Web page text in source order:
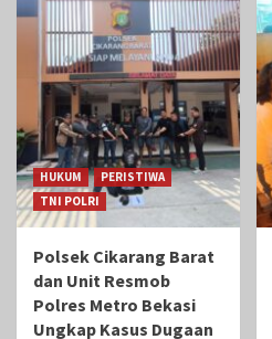
HUKUM
PERISTIWA
TNI POLRI
Polsek Cikarang Barat
dan Unit Resmob
Polres Metro Bekasi
Ungkap Kasus Dugaan